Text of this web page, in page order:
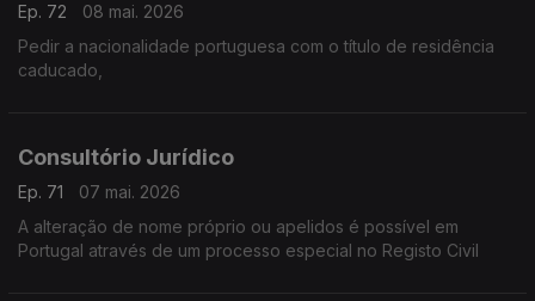
Ep. 72
08 mai. 2026
Pedir a nacionalidade portuguesa com o título de residência
caducado,
Consultório Jurídico
Ep. 71
07 mai. 2026
A alteração de nome próprio ou apelidos é possível em
Portugal através de um processo especial no Registo Civil